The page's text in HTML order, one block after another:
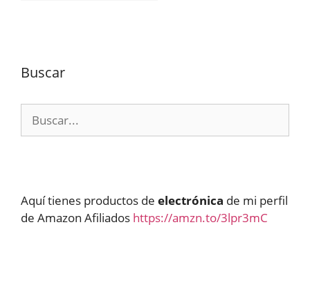
Buscar
Aquí tienes productos de electrónica de mi perfil
de Amazon Afiliados https://amzn.to/3lpr3mC